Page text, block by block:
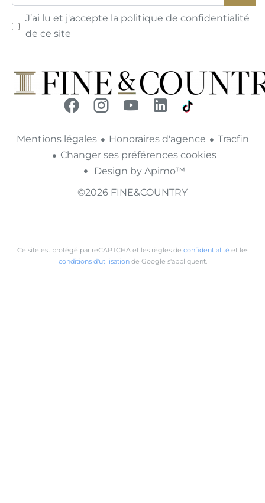
J’ai lu et j'accepte la politique de confidentialité
de ce site
Mentions légales Honoraires d'agence
Tracfin
Changer ses préférences cookies
Design by Apimo™
©2026 FINE&COUNTRY
Ce site est protégé par reCAPTCHA et les règles de confidentialité et les
conditions d'utilisationde Google s'appliquent.